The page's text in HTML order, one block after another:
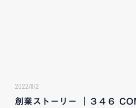
2022/8/2
創業ストーリー ｜３４６